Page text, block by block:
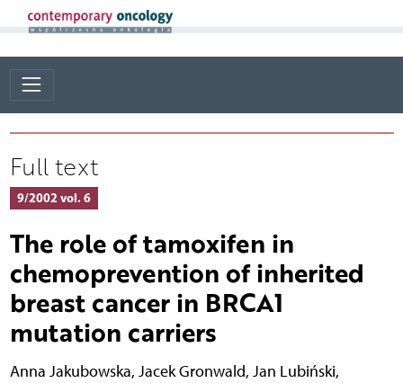
Full text
9/2002 vol. 6
The role of tamoxifen in
chemoprevention of inherited
breast cancer in BRCA1
mutation carriers
Anna Jakubowska, Jacek Gronwald, Jan Lubiński,